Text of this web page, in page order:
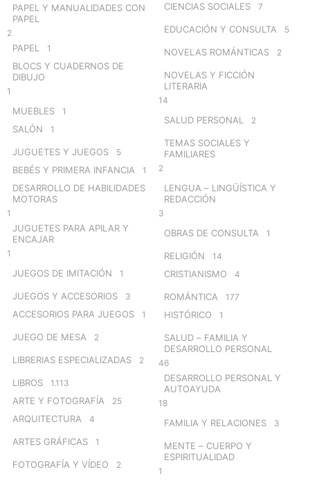
PAPEL Y MANUALIDADES CON
PAPEL
2
PAPEL 1
BLOCS Y CUADERNOS DE
DIBUJO
1
MUEBLES 1
SALÓN 1
JUGUETES Y JUEGOS 5
BEBÉS Y PRIMERA INFANCIA 1
DESARROLLO DE HABILIDADES
MOTORAS
1
JUGUETES PARA APILAR Y
ENCAJAR
1
JUEGOS DE IMITACIÓN 1
JUEGOS Y ACCESORIOS 3
ACCESORIOS PARA JUEGOS 1
JUEGO DE MESA 2
LIBRERIAS ESPECIALIZADAS 2
LIBROS 1.113
ARTE Y FOTOGRAFÍA 25
ARQUITECTURA 4
ARTES GRÁFICAS 1
FOTOGRAFÍA Y VÍDEO 2
CIENCIAS SOCIALES 7
EDUCACIÓN Y CONSULTA 5
NOVELAS ROMÁNTICAS 2
NOVELAS Y FICCIÓN
LITERARIA
14
SALUD PERSONAL 2
TEMAS SOCIALES Y
FAMILIARES
2
LENGUA – LINGÜÍSTICA Y
REDACCIÓN
3
OBRAS DE CONSULTA 1
RELIGIÓN 14
CRISTIANISMO 4
ROMÁNTICA 177
HISTÓRICO 1
SALUD – FAMILIA Y
DESARROLLO PERSONAL
46
DESARROLLO PERSONAL Y
AUTOAYUDA
18
FAMILIA Y RELACIONES 3
MENTE – CUERPO Y
ESPIRITUALIDAD
1